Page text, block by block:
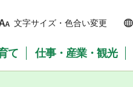
文字サイズ・色合い変更
て 仕事・産業・観光